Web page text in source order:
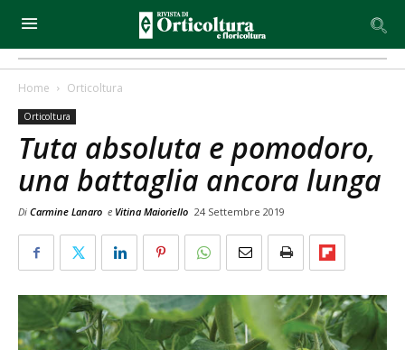
Home Orticoltura
Orticoltura
Tuta absoluta e pomodoro,
una battaglia ancora lunga
Di Carmine Lanaro e Vitina Maioriello 24 Settembre 2019